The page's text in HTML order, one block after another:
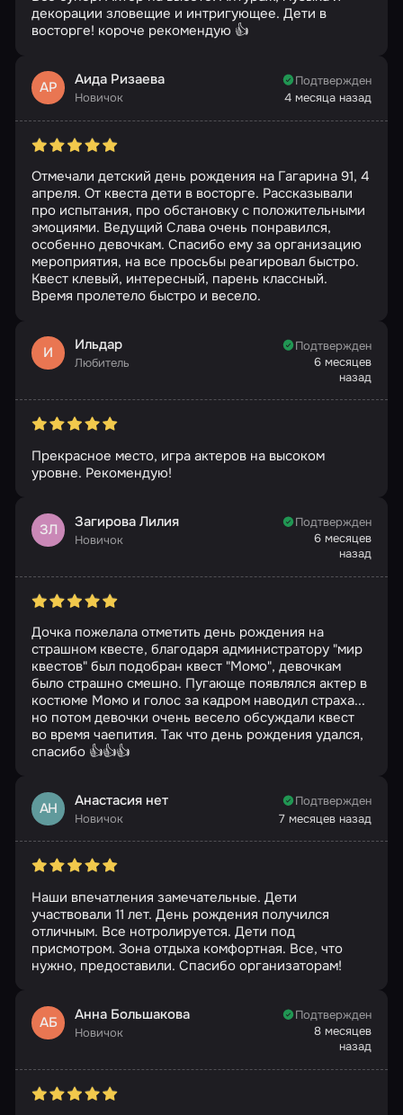
декорации зловещие и интригующее. Дети в
восторге! короче рекомендую 👍
АР Аида Ризаева
Новичок
Подтвержден
4 месяца назад
Отмечали детский день рождения на Гагарина 91, 4
апреля. От квеста дети в восторге. Рассказывали
про испытания, про обстановку с положительными
эмоциями. Ведущий Слава очень понравился,
особенно девочкам. Спасибо ему за организацию
мероприятия, на все просьбы реагировал быстро.
Квест клевый, интересный, парень классный.
Время пролетело быстро и весело.
И Ильдар
Любитель
Подтвержден
6 месяцев
назад
Прекрасное место, игра актеров на высоком
уровне. Рекомендую!
ЗЛ Загирова Лилия
Новичок
Подтвержден
6 месяцев
назад
Дочка пожелала отметить день рождения на
страшном квесте, благодаря администратору "мир
квестов" был подобран квест "Момо", девочкам
было страшно смешно. Пугающе появлялся актер в
костюме Момо и голос за кадром наводил страха...
но потом девочки очень весело обсуждали квест
во время чаепития. Так что день рождения удался,
спасибо 👍👍👍
АН Анастасия нет
Новичок
Подтвержден
7 месяцев назад
Наши впечатления замечательные. Дети
участвовали 11 лет. День рождения получился
отличным. Все нотролируется. Дети под
присмотром. Зона отдыха комфортная. Все, что
нужно, предоставили. Спасибо организаторам!
АБ Анна Большакова
Новичок
Подтвержден
8 месяцев
назад